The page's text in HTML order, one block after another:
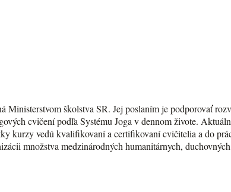
Ministerstvom školstva SR. Jej poslaním je podporovať
cvičení podľa Systému Joga v dennom živote.
kurzy vedú kvalifikovaní a certifikovaní cvičitelia a do
množstva medzinárodných humanitárnych,